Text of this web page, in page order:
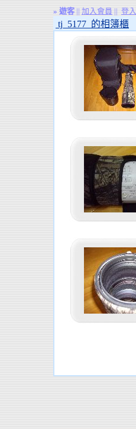
» 遊客 || 加入會員 || 登入
tj_5177 的相簿櫃